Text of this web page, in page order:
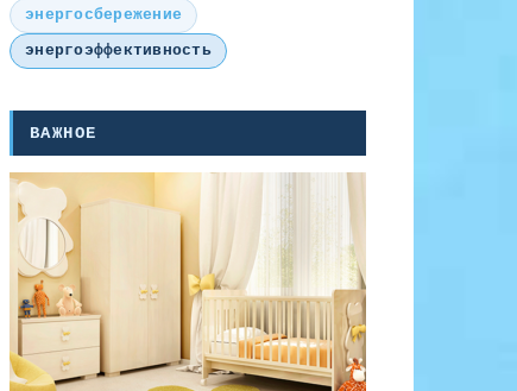
энергосбережение
энергоэффективность
ВАЖНОЕ